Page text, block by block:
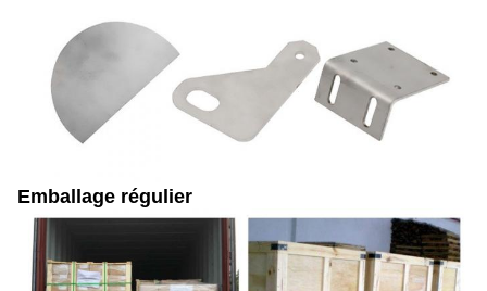
Emballage régulier